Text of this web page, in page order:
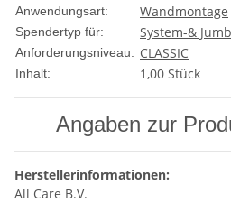
Anwendungsart: Wandmontage
Spendertyp für: System-&
Anforderungsniveau: CLASSIC
Inhalt: 1,00 Stück
Angaben zur
Herstellerinformationen:
All Care B.V.